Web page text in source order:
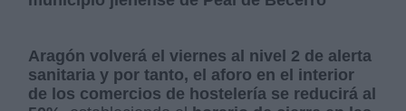
Aragón volverá el viernes al nivel 2 de alerta
sanitaria y por tanto, el aforo en el interior
de los comercios de hostelería se reducirá al